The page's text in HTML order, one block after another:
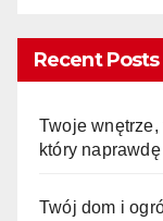
Recent Posts
Twoje
który
Twój dom i